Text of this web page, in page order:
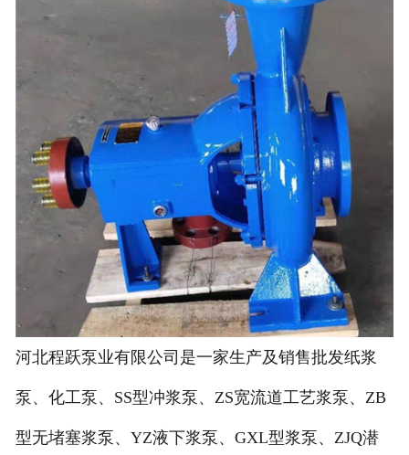
河北程跃泵业有限公司是一家生产及销售批发纸浆
泵、化工泵、SS型冲浆泵、ZS宽流道工艺浆泵、ZB
型无堵塞浆泵、YZ液下浆泵、GXL型浆泵、ZJQ潜